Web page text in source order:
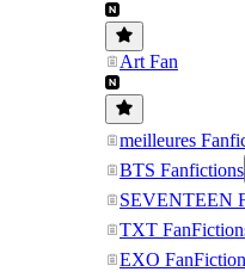
Art Fan
meilleures
BTS Fanfictions
SEVENTEEN
TXT
EXO